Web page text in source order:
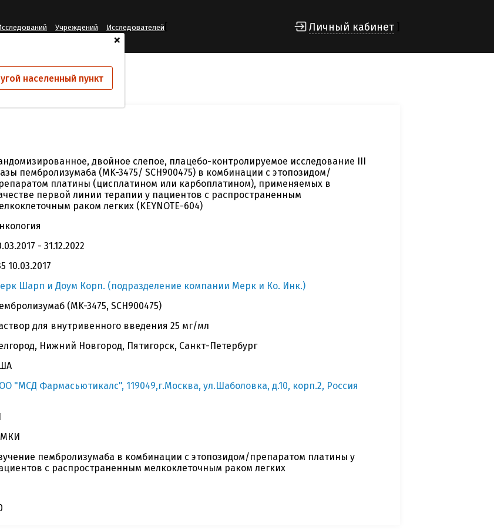
+
населенный пункт
Учреждений Исследователей Личный кабинет
двойное слепое, плацебо-контролируемое исследование III
пембролизумаба (MK-3475/ SCH900475) в комбинации с этопозидом/
платины (цисплатином или карбоплатином), применяемых в
первой линии терапии у пациентов с распространенным
раком легких (KEYNOTE-604)
- 31.12.2022
10.03.2017
Шарп и Доум Корп. (подразделение компании Мерк и Ко. Инк.)
(MK-3475, SCH900475)
для внутривенного введения 25 мг/мл
Нижний Новгород, Пятигорск, Санкт-Петербург
"МСД Фармасьютикалс", 119049,г.Москва, ул.Шаболовка, д.10, корп.2, Россия
пембролизумаба в комбинации с этопозидом/препаратом платины у
с распространенным мелкоклеточным раком легких